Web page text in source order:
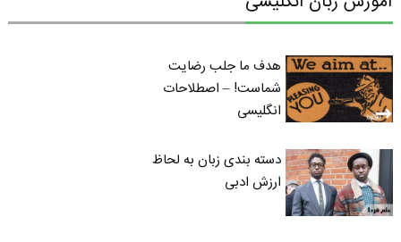
هدف ما جلب رضایت
شماست! – اصطلاحات
انگلیسی
دسته بندی زبان به لحاظ
ارزش ادبی